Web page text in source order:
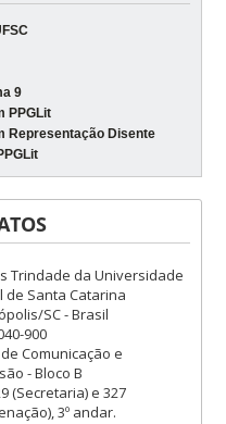
9
PPGLit
Representação Disente
Trindade da Universidade
de Santa Catarina
SC - Brasil
900
Comunicação e
- Bloco B
(Secretaria) e 327
3º andar.